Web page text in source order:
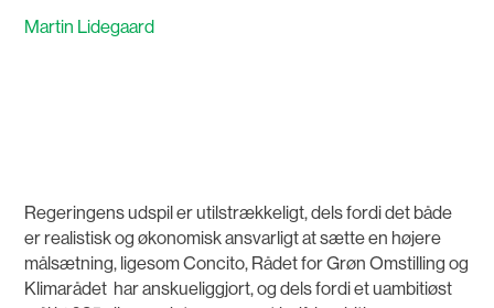
Martin Lidegaard
Regeringens udspil er utilstrækkeligt, dels fordi det både
er realistisk og økonomisk ansvarligt at sætte en højere
målsætning, ligesom Concito, Rådet for Grøn Omstilling og
Klimarådet har anskueliggjort, og dels fordi et uambitiøst